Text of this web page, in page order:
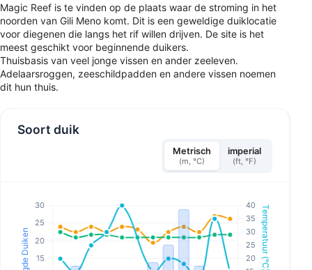
Magic Reef is te vinden op de plaats waar de stroming in het
noorden van Gili Meno komt. Dit is een geweldige duiklocatie
voor diegenen die langs het rif willen drijven. De site is het
meest geschikt voor beginnende duikers.
Thuisbasis van veel jonge vissen en ander zeeleven.
Adelaarsroggen, zeeschildpadden en andere vissen noemen
dit hun thuis.
Soort duik
Metrisch
(m, °C)
imperial
(ft, °F)